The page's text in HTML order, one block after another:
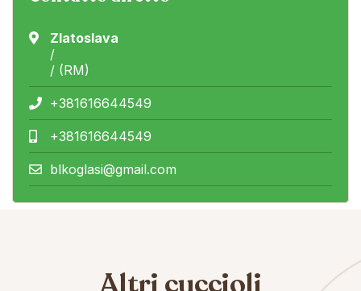
Zlatoslava
/
/ (RM)
+381616644549
+381616644549
blkoglasi@gmail.com